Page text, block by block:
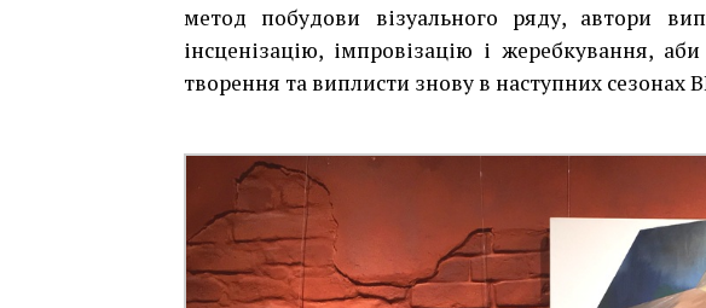
метод побудови візуального ряду, автори
інсценізацію, імпровізацію і жеребкування,
творення та виплисти знову в наступних сезонах